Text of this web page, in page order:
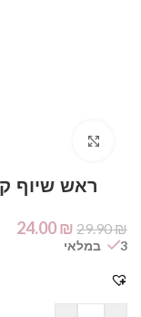
ראש שיוף
29.90₪
24.00₪
3 במלאי